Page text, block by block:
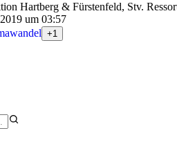
Hartberg & Fürstenfeld, Stv.
um 03:57
+1